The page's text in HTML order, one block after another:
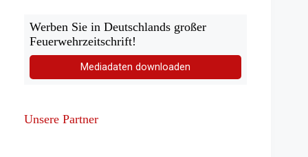
Werben Sie in Deutschlands großer
Feuerwehrzeitschrift!
Mediadaten downloaden
Unsere Partner